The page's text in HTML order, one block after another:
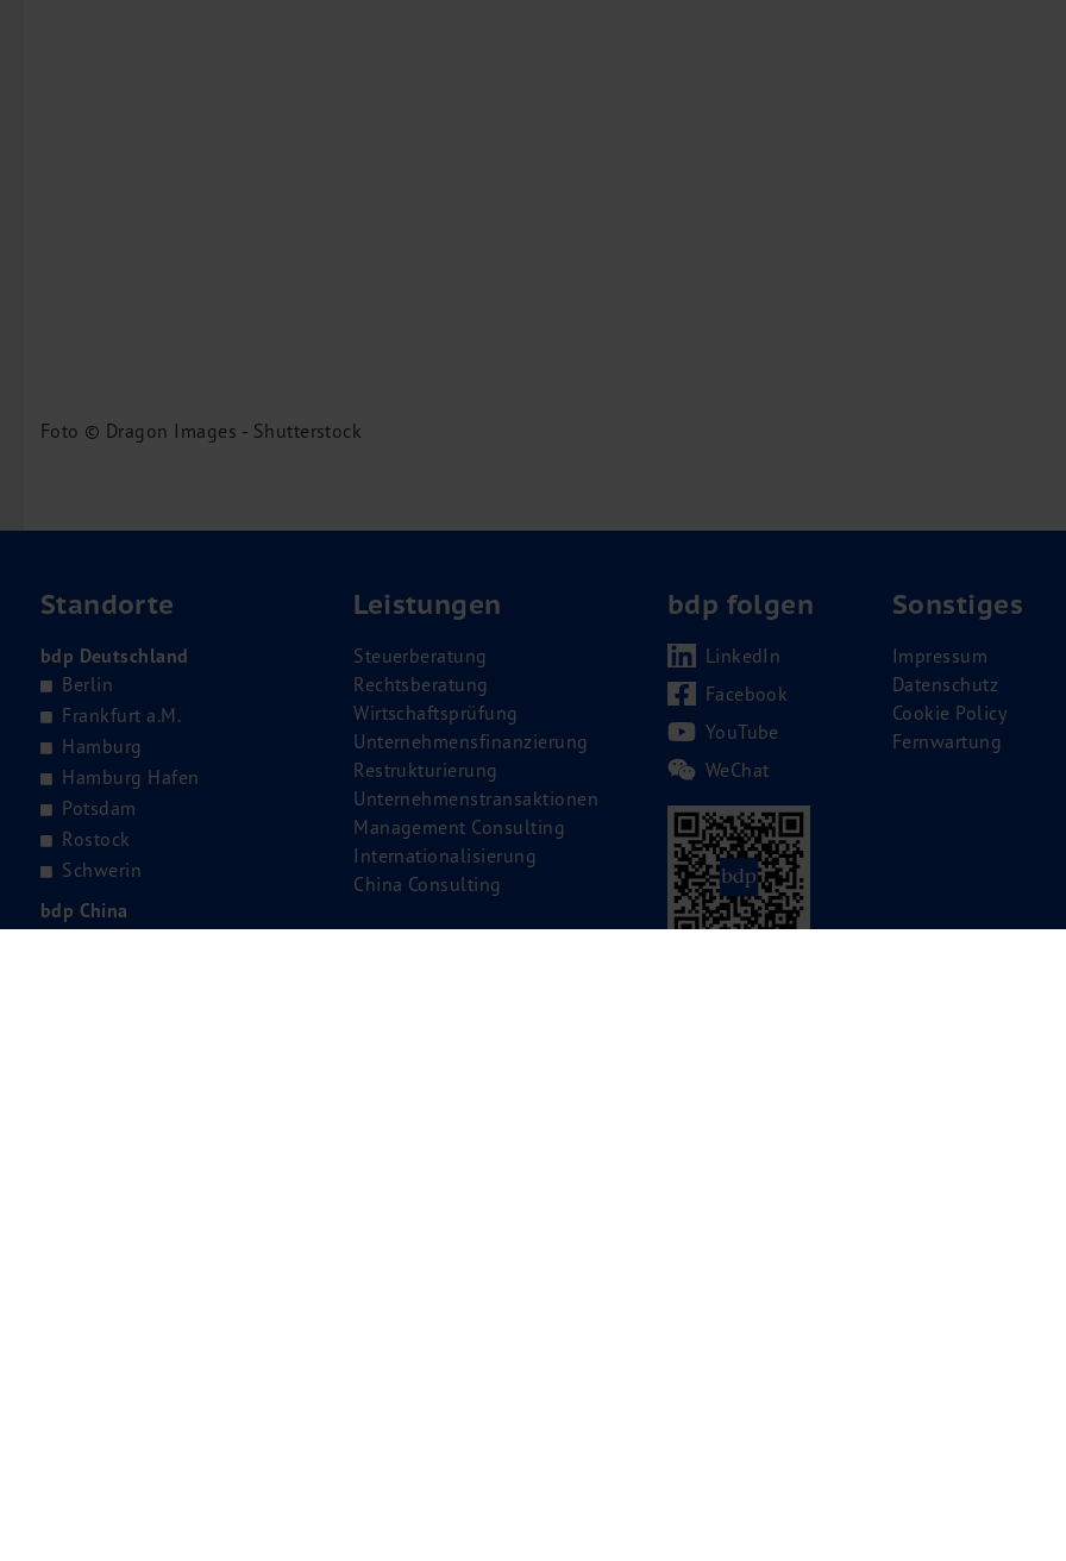
Foto © Dragon Images - Shutterstock
Standorte
bdp Deutschland
Berlin
Frankfurt a.M.
Hamburg
Hamburg Hafen
Potsdam
Rostock
Schwerin
bdp China
Leistungen
Steuerberatung
Rechtsberatung
Wirtschaftsprüfung
Unternehmensfinanzierung
Restrukturierung
Unternehmenstransaktionen
Management Consulting
Internationalisierung
China Consulting
bdp folgen
LinkedIn
Facebook
YouTube
WeChat
Sonstiges
Impressum
Datenschutz
Cookie Policy
Fernwartung